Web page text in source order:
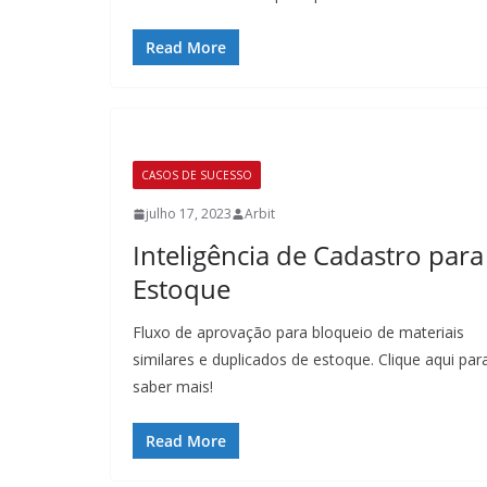
Read More
CASOS DE SUCESSO
julho 17, 2023 Arbit
Inteligência de Cadastro para
Estoque
Fluxo de aprovação para bloqueio de materiais
similares e duplicados de estoque. Clique aqui
saber mais!
Read More